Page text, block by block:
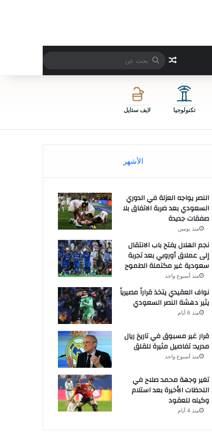
مقال عشوائي
بحث
عن
تكنولوجيا لايف ستايل
الأشهر
النصر يواجه العزلة في الدوري
السعودي بعد ضربة الاتفاق بلا
صفقات جديدة
منذ يومين
نجم الهلال يفتح باب الانتقال
إلى عملاق أوروبي بعد تجربة
سعودية غير مكتملة الطموح
منذ أسبوع واحد
نواف العقيدي يتخذ قراراً مصيرياً
يثير دهشة النصر السعودي
منذ 6 أيام
قرار غير مسبوق في تاريخ ريال
مدريد: تفاصيل مثيرة للقلق
منذ أسبوع واحد
تغير وجهة محمد صلاح في
اللحظات الأخيرة بعد استلام
وكيله للعقود
منذ 4 أيام